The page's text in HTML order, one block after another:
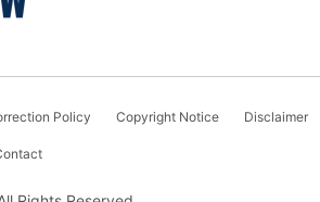
‘पठान’, ‘जवान’ और ‘कल्कि 2898
Policy Copyright Notice Disclaimer